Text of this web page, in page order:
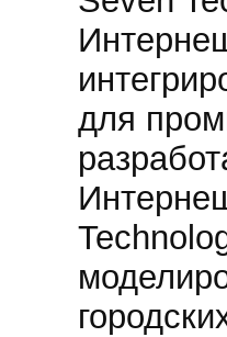
для